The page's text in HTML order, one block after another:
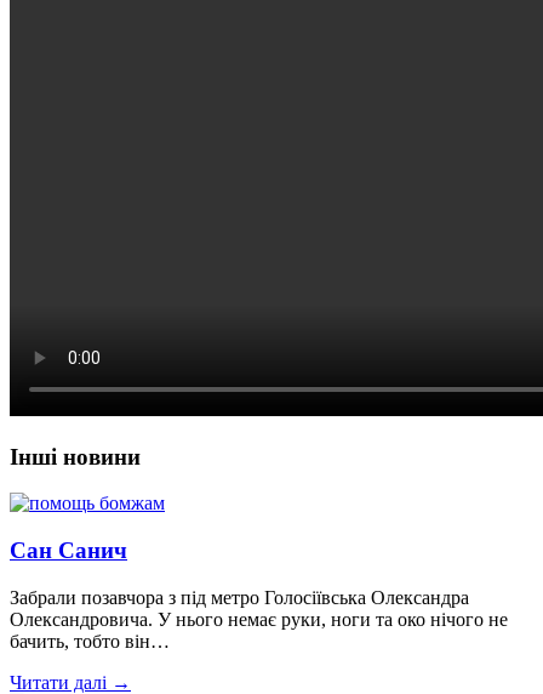
Інші новини
Сан Санич
Забрали позавчора з під метро Голосіївська Олександра
Олександровича. У нього немає руки, ноги та око нічого не
бачить, тобто він…
Читати далі →